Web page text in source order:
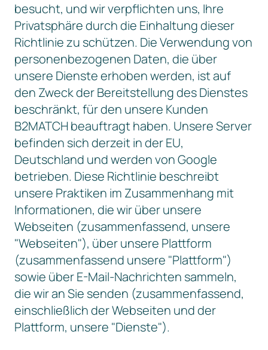
besucht, und wir verpflichten uns, Ihre
Privatsphäre durch die Einhaltung dieser
Richtlinie zu schützen. Die Verwendung von
personenbezogenen Daten, die über
unsere Dienste erhoben werden, ist auf
den Zweck der Bereitstellung des Dienstes
beschränkt, für den unsere Kunden
B2MATCH beauftragt haben. Unsere Server
befinden sich derzeit in der EU,
Deutschland und werden von Google
betrieben. Diese Richtlinie beschreibt
unsere Praktiken im Zusammenhang mit
Informationen, die wir über unsere
Webseiten (zusammenfassend, unsere
"Webseiten"), über unsere Plattform
(zusammenfassend unsere "Plattform")
sowie über E-Mail-Nachrichten sammeln,
die wir an Sie senden (zusammenfassend,
einschließlich der Webseiten und der
Plattform, unsere "Dienste").